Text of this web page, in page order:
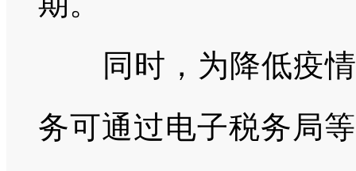
同时，为降低疫
务可通过电子税务局